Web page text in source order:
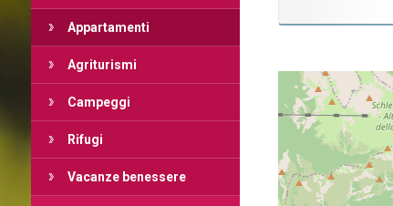
Appartamenti
Agriturismi
Campeggi
Rifugi
Vacanze benessere